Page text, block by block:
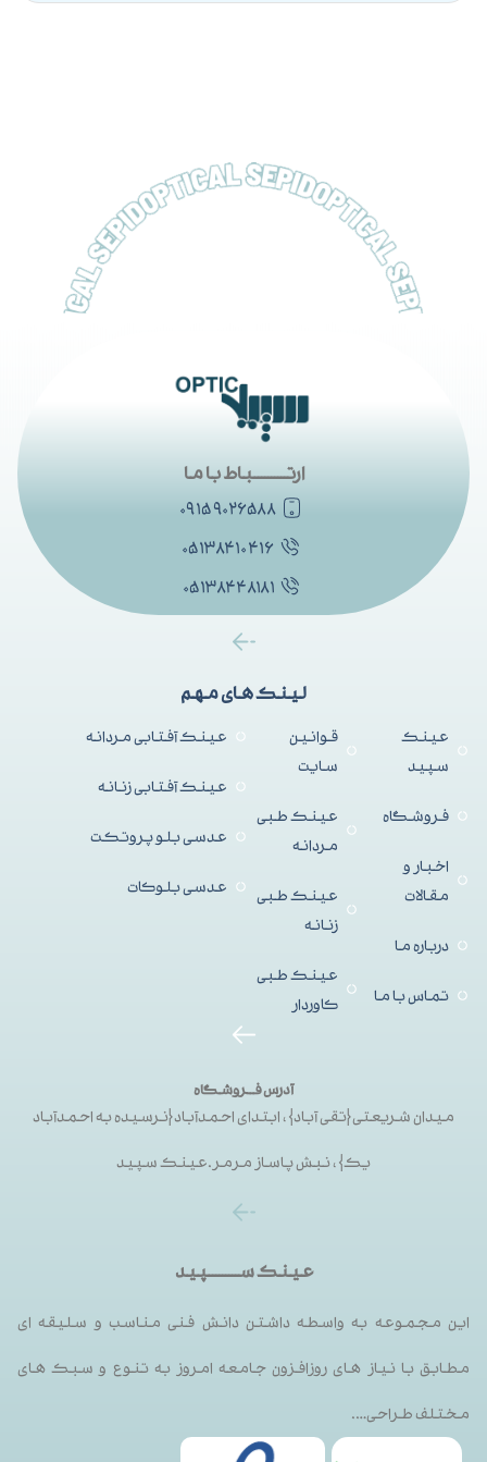
لینک های مهم
عینک
سپید
فروشگاه
اخبار و
مقالات
درباره ما
تماس با ما
قوانین
سایت
عینک طبی
مردانه
عینک طبی
زنانه
عینک طبی
کاوردار
عینک آفتابی مردانه
عینک آفتابی زنانه
عدسی بلو پروتکت
عدسی بلوکات
آدرس فــروشگاه
میدان شریعتی{تقی آباد}، ابتدای احمدآباد{نرسیده به احمدآباد
یک}، نبش پاساز مرمر.عینک سپید
ارتــــــــــباط با ما
۰۹۱۵۹۰۲۶۵۸۸
۰۵۱۳۸۴۱۰۴۱۶
۰۵۱۳۸۴۴۸۱۸۱
عینک ســـــــــپید
این مجموعه به واسطه داشتن دانش فنی مناسب و سلیقه ای
مطابق با نیاز های روزافزون جامعه امروز به تنوع و سبک های
مختلف طراحی….